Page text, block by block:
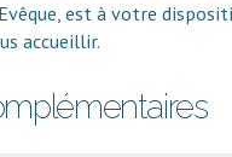
est à votre
accueillir.